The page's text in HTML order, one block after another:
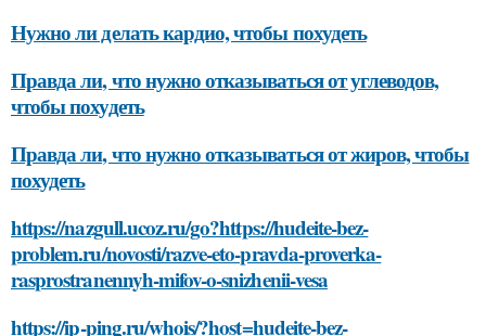
Нужно ли делать кардио, чтобы похудеть
Правда ли, что нужно отказываться от углеводов,
чтобы похудеть
Правда ли, что нужно отказываться от жиров, чтобы
похудеть
https://nazgull.ucoz.ru/go?https://hudeite-bez-
problem.ru/novosti/razve-eto-pravda-proverka-
rasprostranennyh-mifov-o-snizhenii-vesa
https://ip-ping.ru/whois/?host=hudeite-bez-